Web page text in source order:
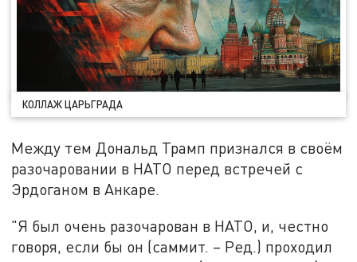
КОЛЛАЖ ЦАРЬГРАДА
Между тем Дональд Трамп признался в своём
разочаровании в НАТО перед встречей с
Эрдоганом в Анкаре.
"Я был очень разочарован в НАТО, и, честно
говоря, если бы он (саммит. – Ред.) проходил